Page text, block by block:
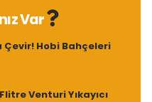
Var
Çevir! Hobi Bahçeleri
Venturi Yıkayıcı